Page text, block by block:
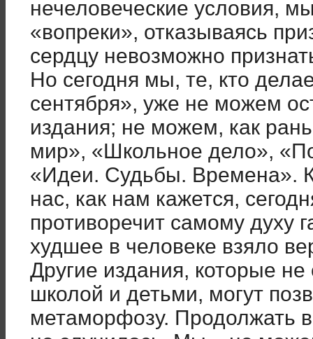
нечеловеческие условия,
«вопреки», отказываясь
сердцу невозможно
Но сегодня мы, те, кто
сентября», уже не можем
издания; не можем, как
мир», «Школьное дело»,
«Идеи. Судьбы. Времена».
нас, как нам кажется,
противоречит самому духу
худшее в человеке взяло
Другие издания, которые не
школой и детьми, могут
метаморфозу. Продолжать